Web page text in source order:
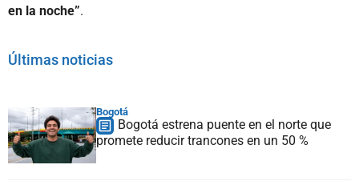
en la noche”.
Últimas noticias
Bogotá
Bogotá estrena puente en el norte que
promete reducir trancones en un 50 %